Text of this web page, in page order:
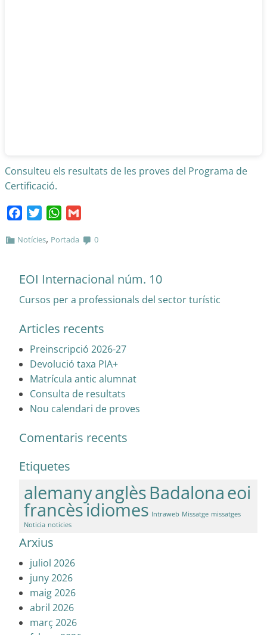
Consulteu els resultats de les proves del Programa de
Certificació.
FacebookTwitterWhatsApp
Notícies, Portada 0
EOI Internacional núm. 10
Cursos per a professionals del sector turístic
Articles recents
Preinscripció 2026-27
Devolució taxa PIA+
Matrícula antic alumnat
Consulta de resultats
Nou calendari de proves
Comentaris recents
Etiquetes
alemanyanglèsBadalonaeoi
francèsidiomes Intraweb Missatge missatges
Noticia noticies
Arxius
juliol 2026
juny 2026
maig 2026
abril 2026
març 2026